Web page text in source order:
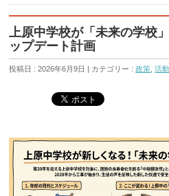
上原中学校が「未来の学校
ップデート計画
投稿日 : 2026年6月9日 | カテゴリー :政策 ,活